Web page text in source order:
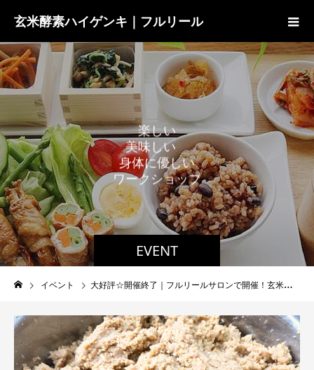
玄米酵素ハイゲンキ｜フルリール
EVENT
楽しい
美味 しい
身体に優しい
ワーク ショップ
イベント 大好評☆開催終了｜フルリールサロンで開催！玄米糀で作る、本物の味噌作り体験